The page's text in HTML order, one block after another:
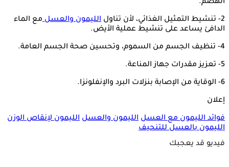
الهضم.
2- تنشيط التمثيل الغذائي، لأن تناول الليمون والعسلمع الماء
الدافئ يساعد على تنشيط عملية الأيض.
4- تنظيف الجسم من السموم، وتحسين صحة الجسم العامة.
5- تعزيز مقدرات جهاز المناعة.
6- الوقاية من الإصابة بنزلات البرد والإنفلونزا.
إعلان
فوائد الليمون مع العسل الليمون والعسل الليمون لإنقاص الوزن
الليمون بالعسل للتنحيف
فيديو قد يعجبك